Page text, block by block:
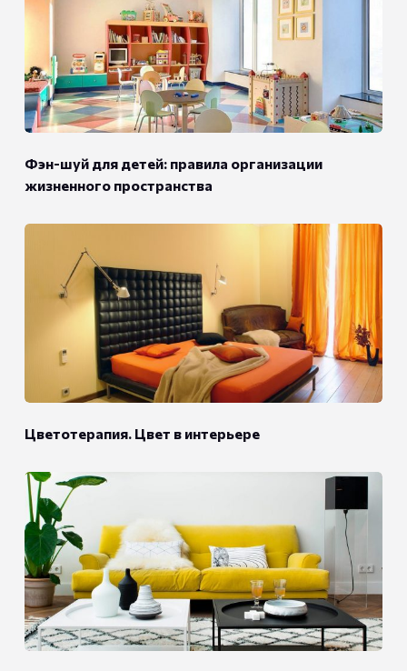
Фэн-шуй для детей: правила организации
жизненного пространства
Цветотерапия. Цвет в интерьере